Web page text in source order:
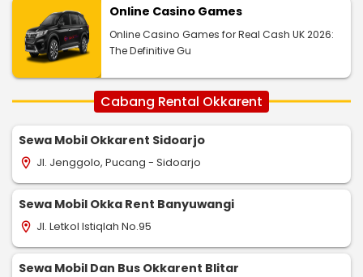
Online Casino Games
Online Casino Games for Real Cash UK 2026:
The Definitive Gu
Cabang Rental Okkarent
Sewa Mobil Okkarent Sidoarjo
location_on Jl. Jenggolo, Pucang - Sidoarjo
Sewa Mobil Okka Rent Banyuwangi
location_on Jl. Letkol Istiqlah No.95
Sewa Mobil Dan Bus Okkarent Blitar